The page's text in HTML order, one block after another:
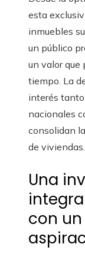
esta
inmuebles
un público
un valor que
tiempo. La
interés
nacionales
consolidan
de viviendas.
Una
con